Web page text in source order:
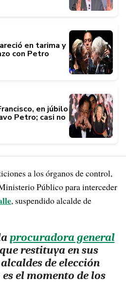
en tarima y
con Petro
en júbilo
Petro; casi no
a los órganos de control,
Público para interceder
, suspendido alcalde de
procuradora general
que restituya en sus
de elección
el momento de los